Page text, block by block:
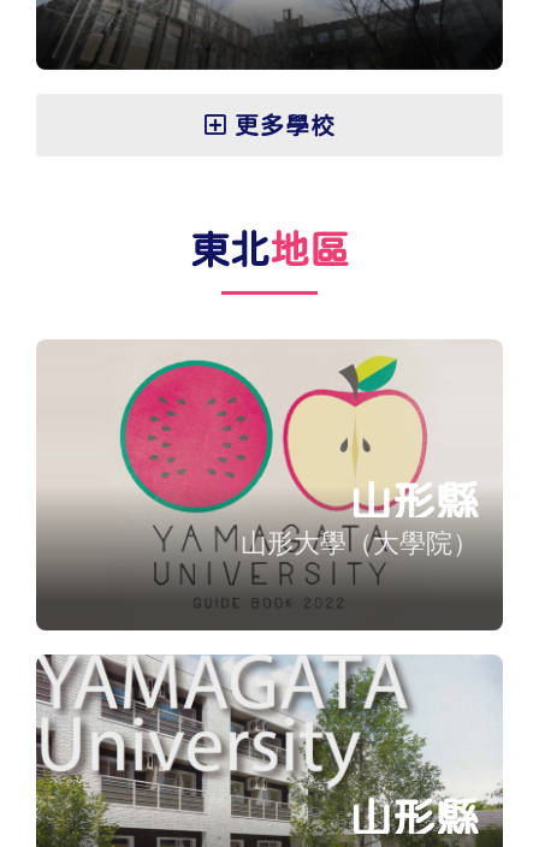
更多學校
東北地區
山形縣
山形大學（大學院）
山形縣